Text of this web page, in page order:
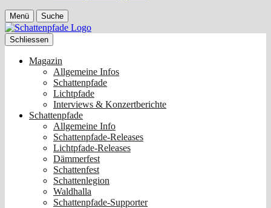
Menü Suche
Schliessen
Magazin
Allgemeine Infos
Schattenpfade
Lichtpfade
Interviews & Konzertberichte
Schattenpfade
Allgemeine Info
Schattenpfade-Releases
Lichtpfade-Releases
Dämmerfest
Schattenfest
Schattenlegion
Waldhalla
Schattenpfade-Supporter